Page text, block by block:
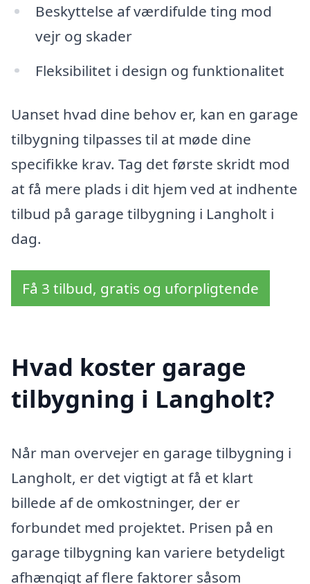
Beskyttelse af værdifulde ting mod
vejr og skader
Fleksibilitet i design og funktionalitet
Uanset hvad dine behov er, kan en garage
tilbygning tilpasses til at møde dine
specifikke krav. Tag det første skridt mod
at få mere plads i dit hjem ved at indhente
tilbud på garage tilbygning i Langholt i
dag.
Få 3 tilbud, gratis og uforpligtende
Hvad koster garage
tilbygning i Langholt?
Når man overvejer en garage tilbygning i
Langholt, er det vigtigt at få et klart
billede af de omkostninger, der er
forbundet med projektet. Prisen på en
garage tilbygning kan variere betydeligt
afhængigt af flere faktorer såsom